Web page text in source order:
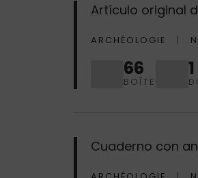
Artículo original
ARCHÉOLOGIE
66
BOÎTE
1
Cuaderno con